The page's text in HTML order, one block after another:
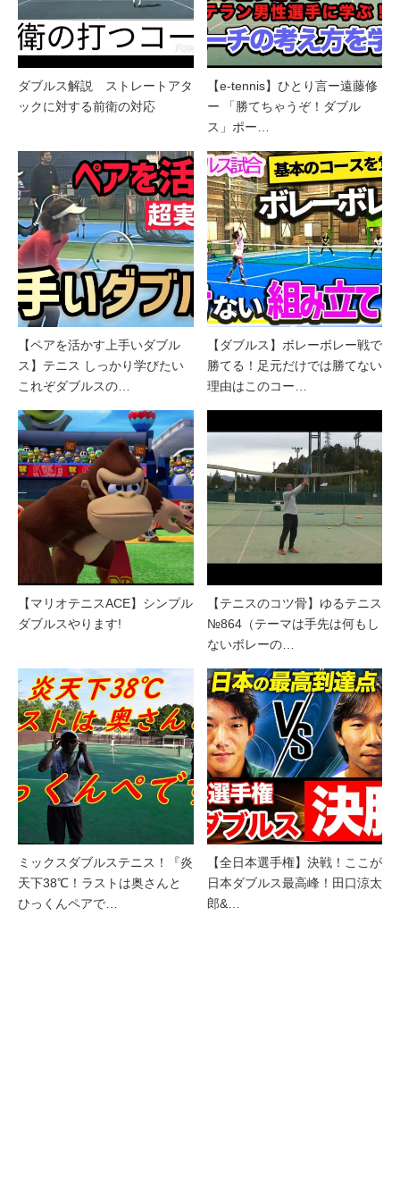
ダブルス解説 ストレートアタ
ックに対する前衛の対応
【e-tennis】ひとり言ー遠藤修
ー 「勝てちゃうぞ！ダブル
ス」ポー…
【ペアを活かす上手いダブル
ス】テニス しっかり学びたい
これぞダブルスの…
【ダブルス】ボレーボレー戦で
勝てる！足元だけでは勝てない
理由はこのコー…
【マリオテニスACE】シンプル
ダブルスやります!
【テニスのコツ骨】ゆるテニス
№864（テーマは手先は何もし
ないボレーの…
ミックスダブルステニス！『炎
天下38℃！ラストは奥さんと
ひっくんペアで…
【全日本選手権】決戦！ここが
日本ダブルス最高峰！田口涼太
郎&…